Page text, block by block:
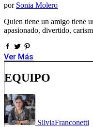
por Sonia Molero
Quien tiene un amigo tiene
apasionado, divertido,
Ver Más
EQUIPO
SilviaFranconetti